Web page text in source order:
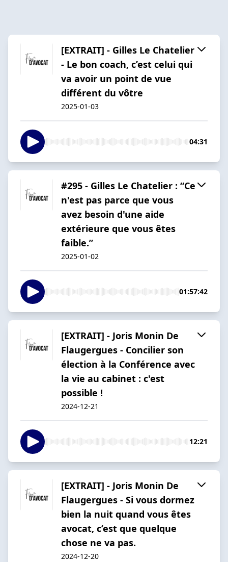
[EXTRAIT] - Gilles Le Chatelier
- Le bon coach, c’est celui qui
va avoir un point de vue
différent du vôtre
2025-01-03
04:31
#295 - Gilles Le Chatelier : “Ce
n'est pas parce que vous
avez besoin d'une aide
extérieure que vous êtes
faible.”
2025-01-02
01:57:42
[EXTRAIT] - Joris Monin De
Flaugergues - Concilier son
élection à la Conférence avec
la vie au cabinet : c'est
possible !
2024-12-21
12:21
[EXTRAIT] - Joris Monin De
Flaugergues - Si vous dormez
bien la nuit quand vous êtes
avocat, c’est que quelque
chose ne va pas.
2024-12-20